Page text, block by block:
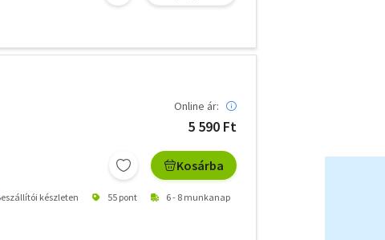
Online ár:
5 590 Ft
Kosárba
készleten 55 pont 6 - 8 munkanap